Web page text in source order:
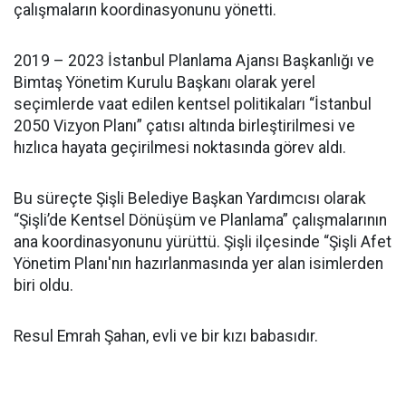
çalışmaların koordinasyonunu yönetti.
2019 – 2023 İstanbul Planlama Ajansı Başkanlığı ve
Bimtaş Yönetim Kurulu Başkanı olarak yerel
seçimlerde vaat edilen kentsel politikaları “İstanbul
2050 Vizyon Planı” çatısı altında birleştirilmesi ve
hızlıca hayata geçirilmesi noktasında görev aldı.
Bu süreçte Şişli Belediye Başkan Yardımcısı olarak
“Şişli’de Kentsel Dönüşüm ve Planlama” çalışmalarının
ana koordinasyonunu yürüttü. Şişli ilçesinde “Şişli Afet
Yönetim Planı'nın hazırlanmasında yer alan isimlerden
biri oldu.
Resul Emrah Şahan, evli ve bir kızı babasıdır.